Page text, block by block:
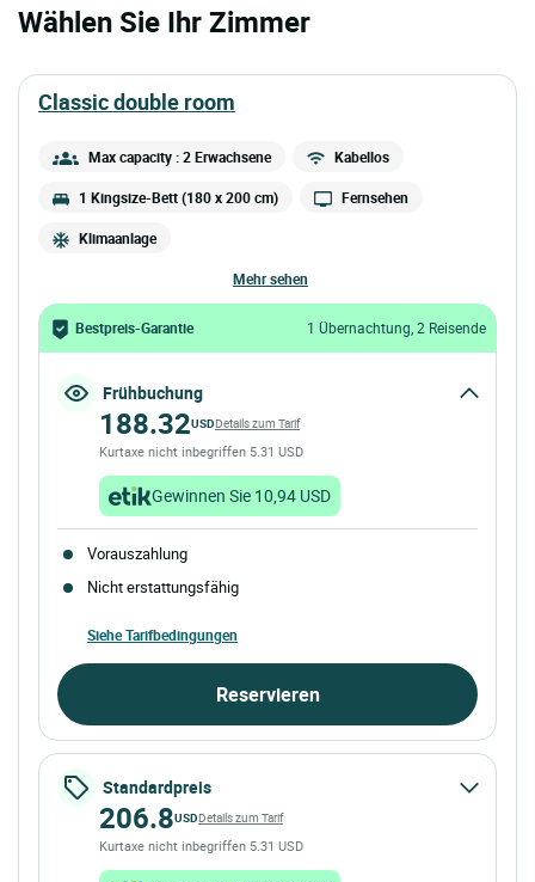
Wählen Sie Ihr Zimmer
classic double room
Max capacity : 2 Erwachsene Kabellos
1 Kingsize-Bett (180 x 200 cm) Fernsehen
Klimaanlage
mehr sehen
Bestpreis-Garantie 1 Übernachtung, 2 Reisende
Frühbuchung
188.32USDDetails zum Tarif
Kurtaxe nicht inbegriffen 5.31 USD
Gewinnen Sie 10,94 USD
Vorauszahlung
Nicht erstattungsfähig
Siehe Tarifbedingungen
Reservieren
Standardpreis
206.8USDDetails zum Tarif
Kurtaxe nicht inbegriffen 5.31 USD